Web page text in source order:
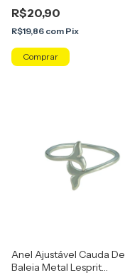
R$20,90
R$19,86 com Pix
Comprar
Anel Ajustável Cauda De
Baleia Metal Lesprit